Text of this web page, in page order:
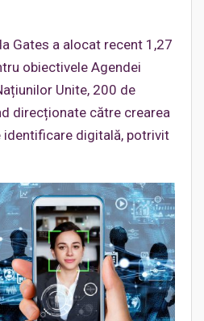
Gates a alocat recent 1,27
obiectivele Agendei
Unite, 200 de
direcționate către crearea
identificare digitală, potrivit